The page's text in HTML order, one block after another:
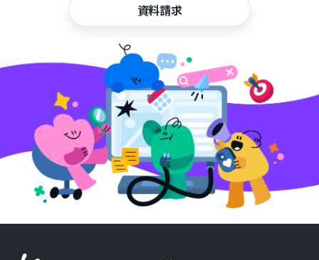
資料請求